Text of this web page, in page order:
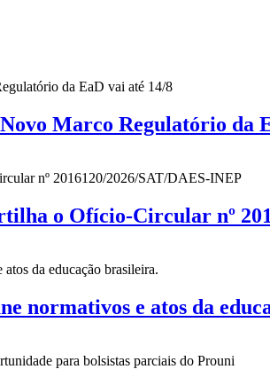
Marco Regulatório da
o Ofício-Circular nº
normativos e atos da